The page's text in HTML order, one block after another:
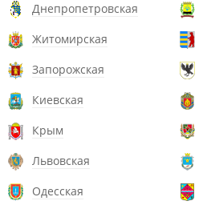
Днепропетровская
Житомирская
Запорожская
Киевская
Крым
Львовская
Одесская